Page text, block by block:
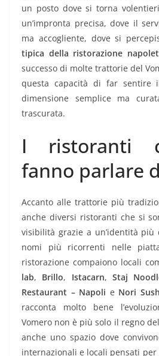
un posto dove si torna
un’impronta precisa, dove il
ma accogliente, dove si
tipica della ristorazione
successo di molte trattorie del
questa capacità di far sentire
dimensione semplice ma
trascurata.
I ristoranti
fanno parlare
Accanto alle trattorie più
anche diversi ristoranti che si
visibilità grazie a un’identità più
nomi più ricorrenti nelle
ristorazione compaiono locali
lab, Brillo, Istacarn, Staj
Restaurant – Napoli e Nori
racconta molto bene
Vomero non è più solo il regno
anche uno spazio dove
internazionali e locali pensati